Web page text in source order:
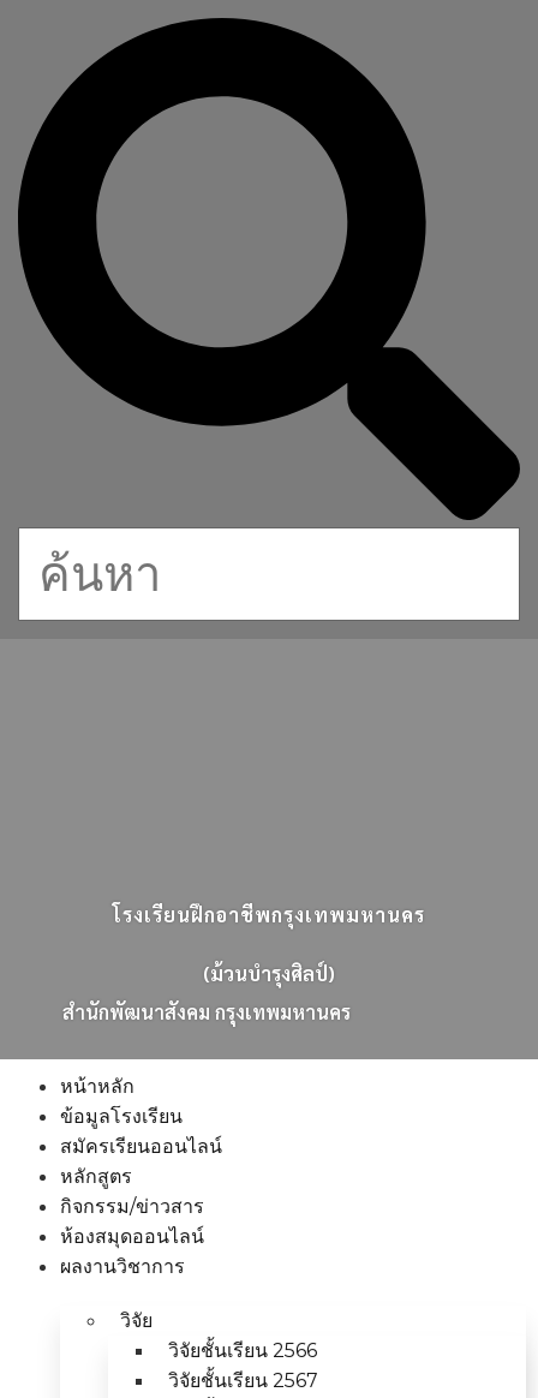
โรงเรียนฝึกอาชีพกรุงเทพมหานคร
(ม้วนบำรุงศิลป์)
สนกพฒนาสงคม กรงเทพมหานคร
หน้าหลัก
ข้อมูลโรงเรียน
สมัครเรียนออนไลน์
หลักสูตร
กิจกรรม/ข่าวสาร
ห้องสมุดออนไลน์
ผลงานวิชาการ
วิจัย
วิจัยชั้นเรียน 2566
วิจัยชั้นเรียน 2567